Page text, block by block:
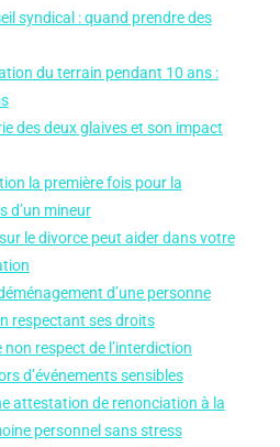
syndical : quand prendre des
du terrain pendant 10 ans :
des deux glaives et son impact
la première fois pour la
d’un mineur
le divorce peut aider dans votre
d’une personne
respectant ses droits
respect de l’interdiction
d’événements sensibles
attestation de renonciation à la
personnel sans stress